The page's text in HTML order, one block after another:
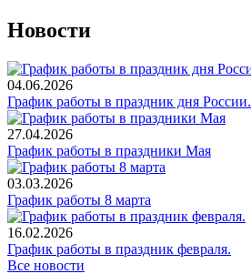
Новости
04.06.2026
График работы в праздник дня России.
27.04.2026
График работы в праздники Мая
03.03.2026
График работы 8 марта
16.02.2026
График работы в праздник февраля.
Все новости